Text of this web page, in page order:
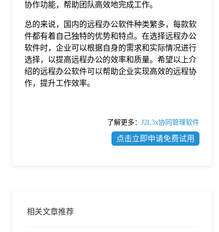
协作功能，帮助团队高效地完成工作。
总的来说，国内的远程办公软件种类繁多，每款软
件都有着自己独特的优势和特点。在选择远程办公
软件时，企业可以根据自身的需求和实际情况进行
选择，以提高远程办公的效率和质量。希望以上介
绍的远程办公软件可以帮助企业实现高效的远程协
作，提升工作效率。
了解更多： J2L3x协同管理软件
点击立即申请免费试用
相关文章推荐